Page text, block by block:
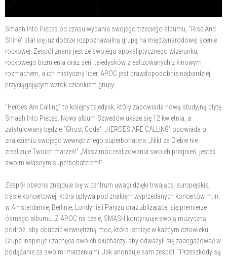
Smash Into Pieces od czasu wydania swojego trzeciego albumu, “Rise And
Shine” stał się już dobrze rozpoznawalną grupą na międzynarodowej scenie
rockowej. Zespół znany jest ze swojego apokaliptycznego wizerunku,
rockowego brzmienia oraz serii teledysków zrealizowanych z kinowym
rozmachem, a ich mistyczny lider, APOC jest prawdopodobnie najbardziej
przyciągającym wzrok członkiem grupy.
“Heroes Are Calling” to kolejny teledysk, który zapowiada nową studyjną płytę
Smash Into Pieces. Nowy album Szwedów ukaże się 12 kwietnia, a
zatytułowany będzie “Ghost Code”. „HEROES ARE CALLING” opowiada o
znalezieniu swojego wewnętrznego superbohatera. „Nikt za Ciebie nie
zrealizuje Twoich marzeń!” „Masz moc realizowania swoich pragnień, jesteś
swoim własnym superbohaterem!”
Zespół obecnie znajduje się w centrum uwagi dzięki trwającej europejskiej
trasie koncertowej, która upływa pod znakiem wyprzedanych koncertów m.in.
w Amsterdamie, Berlinie, Londynie i Paryżu oraz zbliżającej się premierze
ósmego albumu. Z APOC na czele, SMASH kontynuuje swoją muzyczną
podróż, aby obudzić wewnętrzną moc, która istnieje w każdym człowieku.
Grupa inspiruje i zachęca swoich słuchaczy, aby odważyli się zaangażować w
podążanie za swoimi marzeniami. Jak anonsuje sam zespół: “Przeszkody są